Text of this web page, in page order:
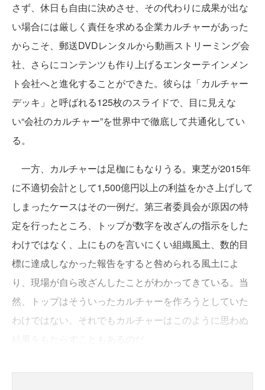
さず、休日も自由に決めさせ、その代わりに成果が出な
い場合には厳しく責任を求める企業カルチャーがあった
からこそ、郵送DVDレンタルから動画ストリーミング会
社、さらにコンテンツも作り上げるエンターテインメン
ト会社へと進化することができた。彼らは「カルチャー
デッキ」と呼ばれる125枚のスライドで、目に見えな
い“会社のカルチャー”を世界中で徹底して共通化してい
る。
一方、カルチャーは足枷にもなりうる。東芝が2015年
に不適切会計として1,500億円以上の利益をかさ上げして
しまったケースはその一例だ。第三者委員会が原因の特
定を行ったところ、トップが数字を改ざんの指示をした
わけではなく、上にものを言いにくい組織風土、数的目
標に達成しなかった報告をすると咎められる風土によ
り、現場が自ら改ざんしたことがわかってきている。当
然、トップはそういったカルチャーを作ろうとしていた
わけではない。それでもカルチャーはこのように思わぬ